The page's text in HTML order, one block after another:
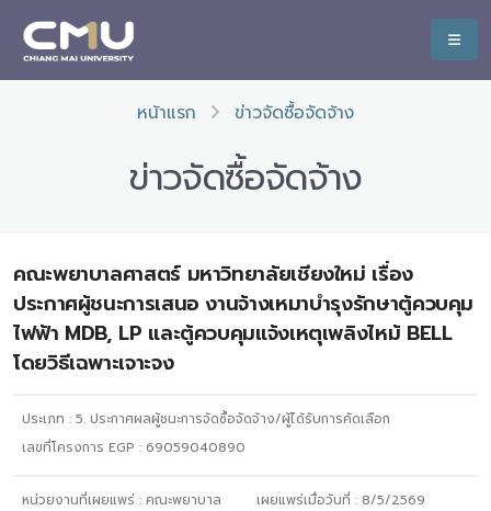
หน้าแรก ข่าวจัดซื้อจัดจ้าง
ข่าวจัดซื้อจัดจ้าง
คณะพยาบาลศาสตร์ มหาวิทยาลัยเชียงใหม่ เรื่อง
ประกาศผู้ชนะการเสนอ งานจ้างเหมาบำรุงรักษาตู้ควบคุม
ไฟฟ้า MDB, LP และตู้ควบคุมแจ้งเหตุเพลิงไหม้ BELL
โดยวิธีเฉพาะเจาะจง
ประเภท : 5. ประกาศผลผู้ชนะการจัดซื้อจัดจ้าง/ผู้ได้รับการคัดเลือก
เลขที่โครงการ EGP : 69059040890
หน่วยงานที่เผยแพร่ : คณะพยาบาล
เผยแพร่เมื่อวันที่ : 8/5/2569